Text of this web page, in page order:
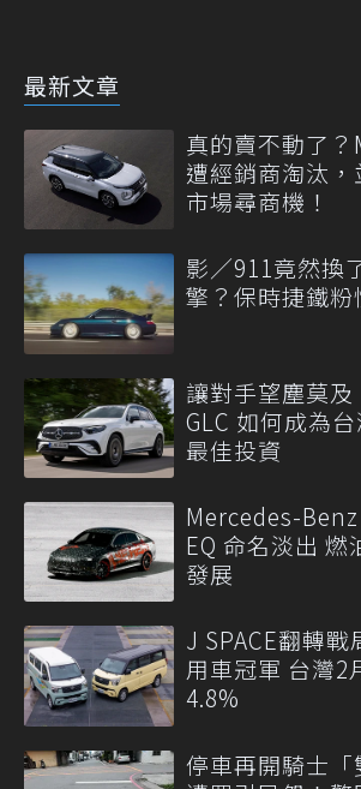
最新文章
真的賣不動了
遭經銷商淘汰
市場尋商機！
影／911竟然換
擎？保時捷鐵粉
讓對手望塵莫
GLC 如何成為
最佳投資
Mercedes-
EQ 命名淡出 燃
發展
J SPACE翻轉
用車冠軍 台灣2
4.8%
停車再開騎士「